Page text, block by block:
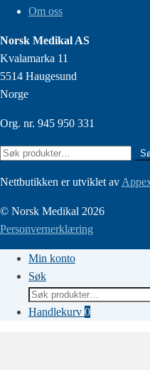
Om oss
Norsk Medikal AS
Kvalamarka 11
5514 Haugesund
Norge
Org. nr. 945 950 331
Søk
Nettbutikken er utviklet av
© Norsk Medikal 2026
Personvernerklæring
Min konto
Søk
Søk
etter:
Handlekurv 0